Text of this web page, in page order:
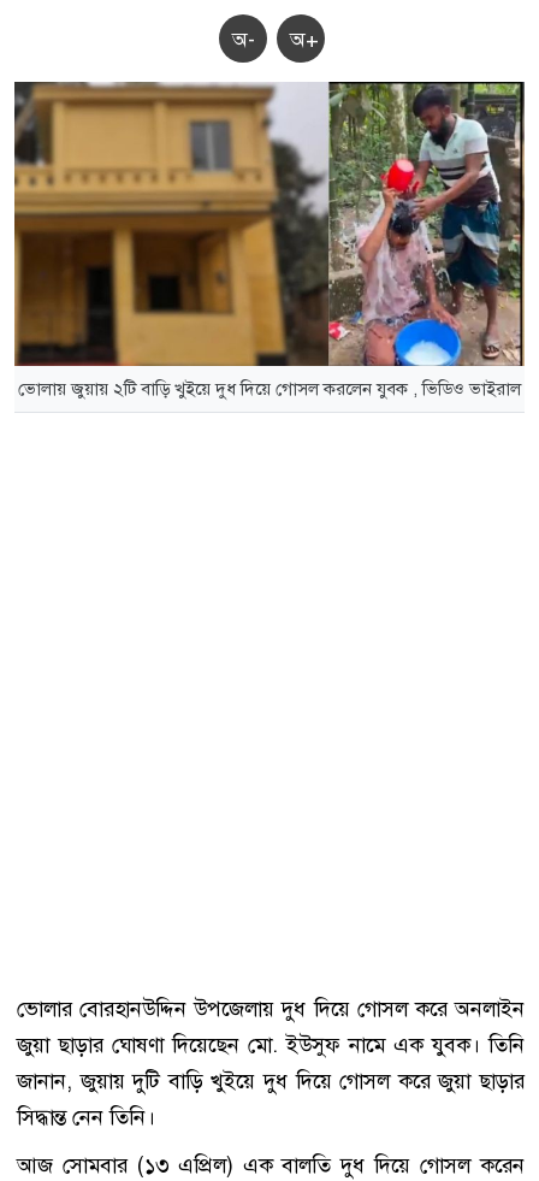
অ- অ+
ভোলায় জুয়ায় ২টি বাড়ি খুইয়ে দুধ দিয়ে গোসল করলেন যুবক , ভিডিও ভাইরাল
ভোলার বোরহানউদ্দিন উপজেলায় দুধ দিয়ে গোসল করে অনলাইন
জুয়া ছাড়ার ঘোষণা দিয়েছেন মো. ইউসুফ নামে এক যুবক। তিনি
জানান, জুয়ায় দুটি বাড়ি খুইয়ে দুধ দিয়ে গোসল করে জুয়া ছাড়ার
সিদ্ধান্ত নেন তিনি।
আজ সোমবার (১৩ এপ্রিল) এক বালতি দুধ দিয়ে গোসল করেন